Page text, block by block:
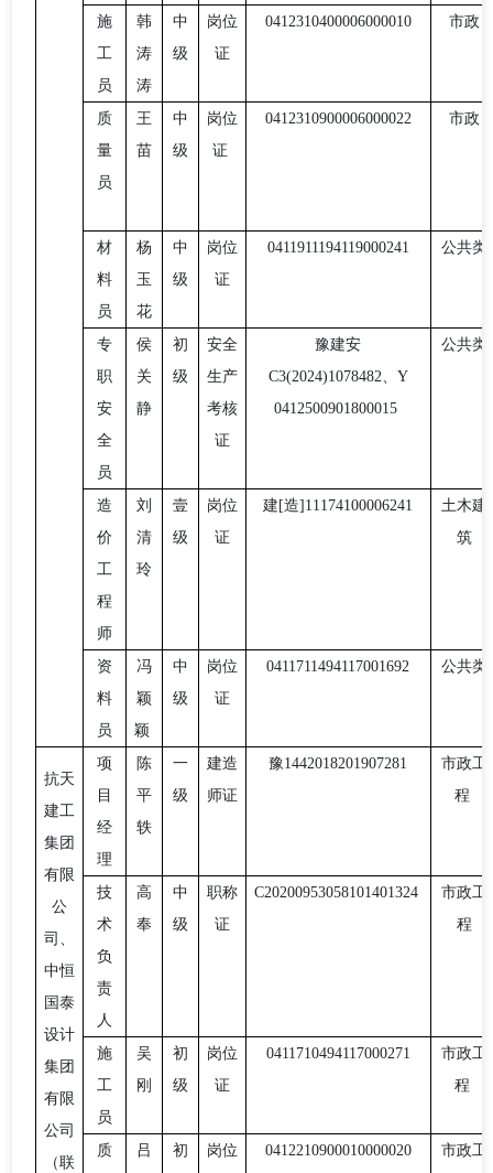
施
工
员
韩
涛
涛
中
级
岗位
证
0412310400006000010 市政
质
量
员
王
苗
中
级
岗位
证
0412310900006000022 市政
材
料
员
杨
玉
花
中
级
岗位
证
0411911194119000241 公共类
专
职
安
全
员
侯
关
静
初
级
安全
生产
考核
证
豫建安
C3(2024)1078482、Y
0412500901800015
公共类
造
价
工
程
师
刘
清
玲
壹
级
岗位
证
建 [造] 11174100006241
土木建
筑
资
料
员
冯
颖
颖
中
级
岗位
证
0411711494117001692 公共类
抗天
建工
集团
有限
公
司、
中恒
国泰
设计
集团
有限
公司
（联
项
目
经
理
陈
平
轶
一
级
建造
师证
豫1442018201907281
市政工
程
技
术
负
责
人
高
奉
中
级
职称
证
C20200953058101401324
市政工
程
施
工
员
吴
刚
初
级
岗位
证
0411710494117000271
市政工
程
质
吕
初
岗位
0412210900010000020
市政工